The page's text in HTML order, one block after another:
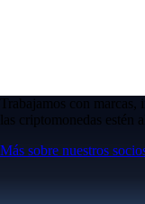
Trabajamos con
las criptomonedas estén
Más sobre nuestros